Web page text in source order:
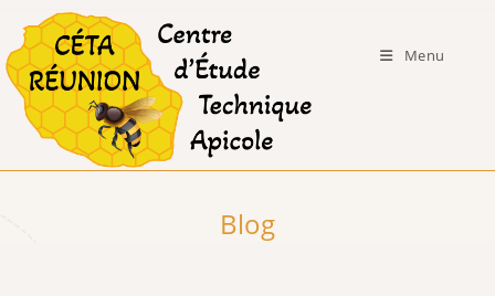
content
Menu
Blog